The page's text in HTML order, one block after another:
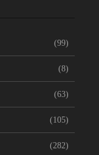
(99)
(8)
(63)
(105)
(282)